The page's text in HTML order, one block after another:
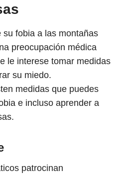
fobia a las montañas
preocupación médica
le interese tomar medidas
su miedo.
medidas que puedes
e incluso aprender a
patrocinan